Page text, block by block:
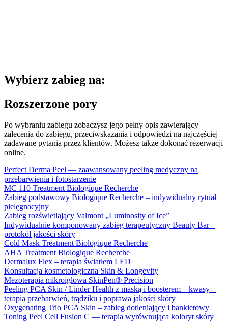
Wybierz zabieg na:
Rozszerzone pory
Po wybraniu zabiegu zobaczysz jego pełny opis zawierający
zalecenia do zabiegu, przeciwskazania i odpowiedzi na najczęściej
zadawane pytania przez klientów. Możesz także dokonać rezerwacji
online.
Perfect Derma Peel — zaawansowany peeling medyczny na
przebarwienia i fotostarzenie
MC 110 Treatment Biologique Recherche
Zabieg podstawowy Biologique Recherche – indywidualny rytuał
pielęgnacyjny
Zabieg rozświetlający Valmont „Luminosity of Ice”
Indywidualnie komponowany zabieg terapeutyczny Beauty Bar –
protokół jakości skóry
Cold Mask Treatment Biologique Recherche
AHA Treatment Biologique Recherche
Dermalux Flex – terapia światłem LED
Konsultacja kosmetologiczna Skin & Longevity
Mezoterapia mikroigłowa SkinPen® Precision
Peeling PCA Skin / Linder Health z maską i boosterem – kwasy –
terapia przebarwień, trądziku i poprawa jakości skóry
Oxygenating Trio PCA Skin – zabieg dotleniający i bankietowy
Toning Peel Cell Fusion C — terapia wyrównująca koloryt skóry